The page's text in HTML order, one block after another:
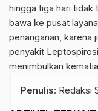
hingga tiga hari tidak
bawa ke pusat
penanganan, karena
penyakit
menimbulkan
Penulis: Redaksi